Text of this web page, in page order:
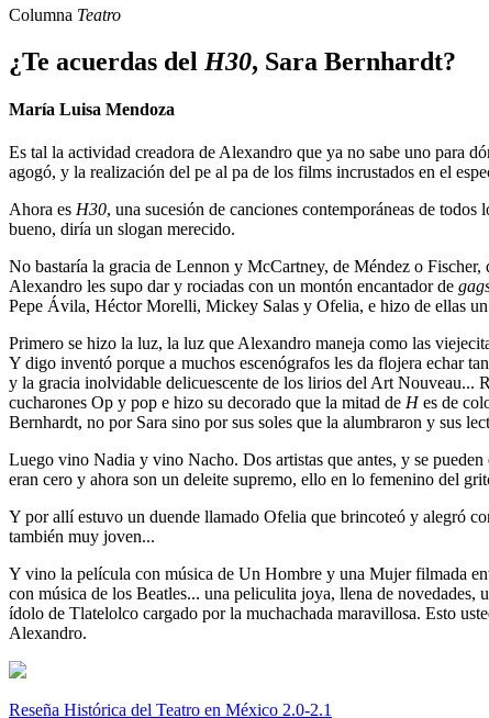
Columna Teatro
¿Te acuerdas del H30, Sara Bernhardt?
María Luisa Mendoza
Es tal la actividad creadora de Alexandro que ya no sabe uno para
agogó, y la realización del pe al pa de los films incrustados en el
Ahora es H30, una sucesión de canciones contemporáneas de
bueno, diría un slogan merecido.
No bastaría la gracia de Lennon y McCartney, de Méndez o
Alexandro les supo dar y rociadas con un montón encantador de
Pepe Ávila, Héctor Morelli, Mickey Salas y Ofelia, e hizo de ellas
Primero se hizo la luz, la luz que Alexandro maneja como las
Y digo inventó porque a muchos escenógrafos les da flojera echar
y la gracia inolvidable delicuescente de los lirios del Art Nouveau...
cucharones Op y pop e hizo su decorado que la mitad de Hes de
Bernhardt, no por Sara sino por sus soles que la alumbraron y sus
Luego vino Nadia y vino Nacho. Dos artistas que antes, y se
eran cero y ahora son un deleite supremo, ello en lo femenino del
Y por allí estuvo un duende llamado Ofelia que brincoteó y alegró
también muy joven...
Y vino la película con música de Un Hombre y una Mujer filmada
con música de los Beatles... una peliculita joya, llena de novedades,
ídolo de Tlatelolco cargado por la muchachada maravillosa. Esto
Alexandro.
Reseña Histórica del Teatro en México 2.0-2.1